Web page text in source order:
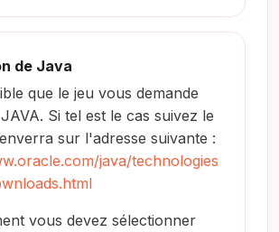
de Java
que le jeu vous demande
Si tel est le cas suivez le
sur l'adresse suivante :
java/technologies
vous devez sélectionner